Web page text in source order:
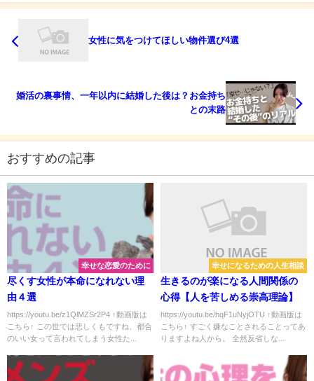
女性に気をつけてほしい物件選び4選
婚活の裏事情、一年以内に結婚した後は？お金持ち
との末路
おすすめの記事
幸せな恋愛のために
尽くす女性が本命になれない理
由４選
https://youtu.be/z1QlMZSr2P4 ↑動画版は
こちら↑ この世では悲しくもですね、都合
のいい女って言われてしまう女性た...
幸せになるための人生相談
生きるのが楽になる人間関係の
心得【人を苦しめる崇高理論】
https://youtu.be/hqF1uNyjOTU ↑動画版は
こちら↑ すごく嫌なことされることってあ
りますよね人から。 全然反省しな...